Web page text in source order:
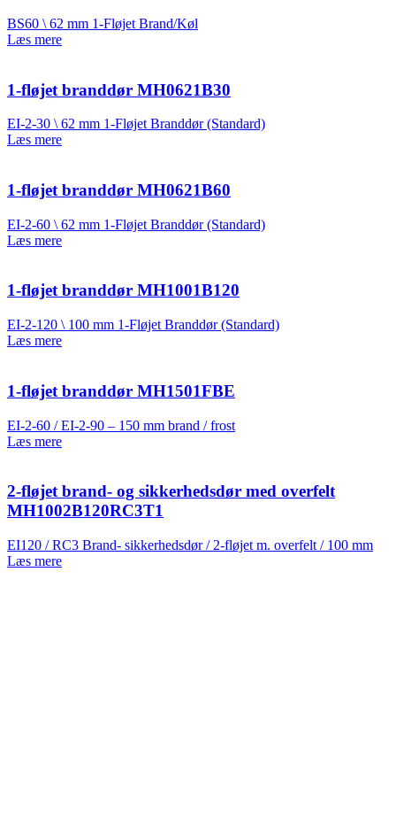
BS60 \ 62 mm 1-Fløjet Brand/Køl
Læs mere
1-fløjet branddør MH0621B30
EI-2-30 \ 62 mm 1-Fløjet Branddør (Standard)
Læs mere
1-fløjet branddør MH0621B60
EI-2-60 \ 62 mm 1-Fløjet Branddør (Standard)
Læs mere
1-fløjet branddør MH1001B120
EI-2-120 \ 100 mm 1-Fløjet Branddør (Standard)
Læs mere
1-fløjet branddør MH1501FBE
EI-2-60 / EI-2-90 – 150 mm brand / frost
Læs mere
2-fløjet brand- og sikkerhedsdør med overfelt
MH1002B120RC3T1
EI120 / RC3 Brand- sikkerhedsdør / 2-fløjet m. overfelt / 100 mm
Læs mere